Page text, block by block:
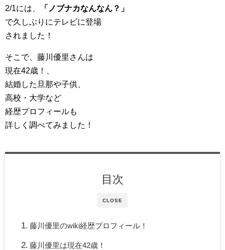
2/1には、
「ノブナカなんなん？」
で久しぶりにテレビに登場
されました！
そこで、藤川優里さんは
現在42歳！、
結婚した旦那や子供、
高校・大学など
経歴プロフィールも
詳しく調べてみました！
CLOSE
目次
藤川優里のwiki経歴プロフィール！
藤川優里は現在42歳！